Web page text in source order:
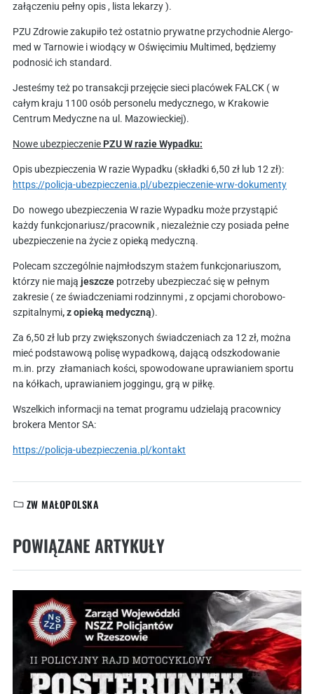
załączeniu pełny opis , lista lekarzy ).
PZU Zdrowie zakupiło też ostatnio prywatne przychodnie Alergo-
med w Tarnowie i wiodący w Oświęcimiu Multimed, będziemy
podnosić ich standard.
Jesteśmy też po transakcji przejęcie sieci placówek FALCK ( w
całym kraju 1100 osób personelu medycznego, w Krakowie
Centrum Medyczne na ul. Mazowieckiej).
Nowe ubezpieczenie PZU W razie Wypadku:
Opis ubezpieczenia W razie Wypadku (składki 6,50 zł lub 12 zł):
https://policja-ubezpieczenia.pl/ubezpieczenie-wrw-dokumenty
Do nowego ubezpieczenia W razie Wypadku może przystąpić
każdy funkcjonariusz/pracownik , niezależnie czy posiada pełne
ubezpieczenie na życie z opieką medyczną.
Polecam szczególnie najmłodszym stażem funkcjonariuszom,
którzy nie mają jeszcze potrzeby ubezpieczać się w pełnym
zakresie ( ze świadczeniami rodzinnymi , z opcjami chorobowo-
szpitalnymi,z opieką medyczną).
Za 6,50 zł lub przy zwiększonych świadczeniach za 12 zł, można
mieć podstawową polisę wypadkową, dającą odszkodowanie
m.in. przy złamaniach kości, spowodowane uprawianiem sportu
na kółkach, uprawianiem joggingu, grą w piłkę.
Wszelkich informacji na temat programu udzielają pracownicy
brokera Mentor SA:
https://policja-ubezpieczenia.pl/kontakt
KATEGORIE:
ZW MAŁOPOLSKA
POWIĄZANE ARTYKUŁY